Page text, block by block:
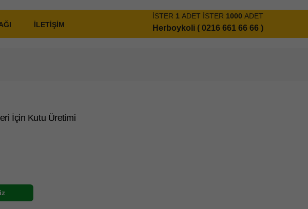
İLETİŞİM
İSTER 1 ADET İSTER 1000 ADET
Herboykoli ( 0216 661 66 66 )
İçin Kutu Üretimi